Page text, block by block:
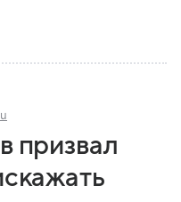
призвал